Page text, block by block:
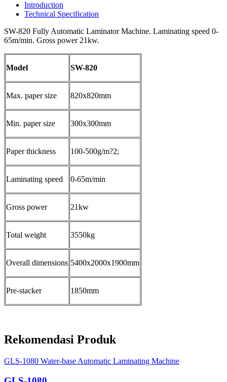
Introduction
Technical Specification
SW-820 Fully Automatic Laminator Machine. Laminating speed 0-
65m/min. Gross power 21kw.
Model SW-820
Max. paper size 820x820mm
Min. paper size 300x300mm
Paper thickness 100-500g/m?2;
Laminating speed 0-65m/min
Gross power 21kw
Total weight 3550kg
Overall dimensions 5400x2000x1900mm
Pre-stacker 1850mm
Rekomendasi Produk
GLS-1080 Water-base Automatic Laminating Machine